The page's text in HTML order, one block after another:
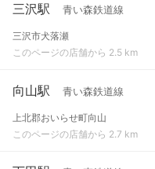
三沢駅 青い森鉄道線
三沢市犬落瀬
このページの店舗から 2.5 km
向山駅 青い森鉄道線
上北郡おいらせ町向山
このページの店舗から 2.7 km